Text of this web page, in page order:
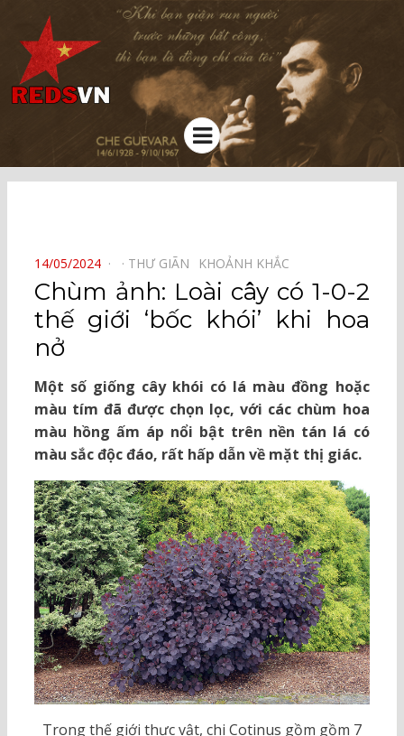
Kênh chia sẻ tri thức cộng đồng
Menu
POSTED
ON
14/05/2024 THƯ GIÃN⠀ KHOẢNH KHẮC⠀
Chùm ảnh: Loài cây có 1-0-2
thế giới ‘bốc khói’ khi hoa
nở
Một số giống cây khói có lá màu đồng hoặc
màu tím đã được chọn lọc, với các chùm hoa
màu hồng ấm áp nổi bật trên nền tán lá có
màu sắc độc đáo, rất hấp dẫn về mặt thị giác.
Trong thế giới thực vật, chi Cotinus gồm gồm 7